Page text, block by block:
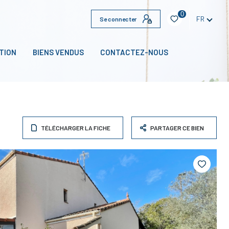
Se connecter
0
FR
BIENS VENDUS CONTACTEZ-NOUS
TÉLÉCHARGER LA FICHE PARTAGER CE BIEN